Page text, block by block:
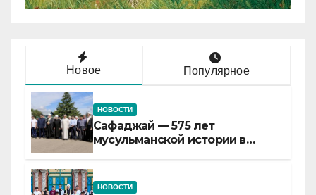
Новое Популярное
НОВОСТИ
Сафаджай — 575 лет
мусульманской истории в
НОВОСТИ